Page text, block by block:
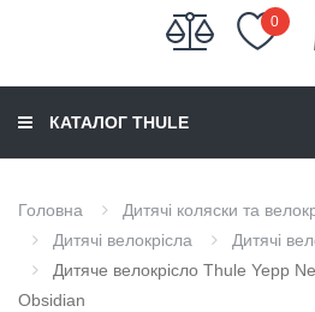
0
КАТАЛОГ THULE
Головна
Дитячі коляски та
Дитячі велокрісла
Дитячі
Дитяче велокрісло Thule Yepp
Obsidian